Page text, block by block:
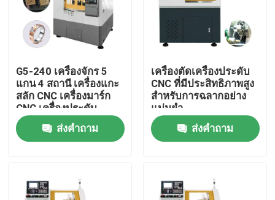
G5-240 เครื่องจักร 5
แกน 4 สถานี เครื่องแกะ
สลัก CNC เครื่องมาร์ก
CNC เครื่องประดับ
ทองคำ CNC 5 แกน
เครื่องกัดฟัน CNC
สำหรับขาย
ส่งคำถาม
เครื่องตัดเครื่องประดับ
CNC ที่มีประสิทธิภาพสูง
สําหรับการฉลากอย่าง
แม่นยํา
ส่งคำถาม